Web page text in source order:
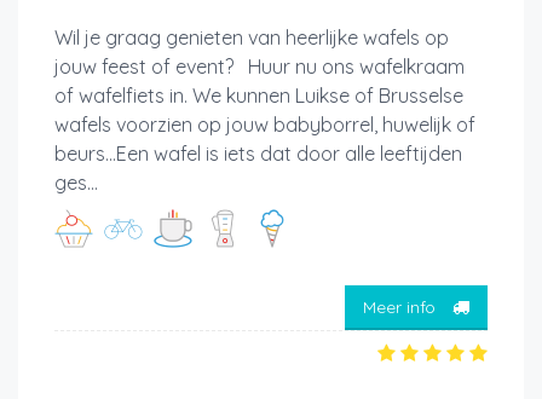
Wil je graag genieten van heerlijke wafels op
jouw feest of event? Huur nu ons wafelkraam
of wafelfiets in. We kunnen Luikse of Brusselse
wafels voorzien op jouw babyborrel, huwelijk of
beurs...Een wafel is iets dat door alle leeftijden
ges...
Meer info